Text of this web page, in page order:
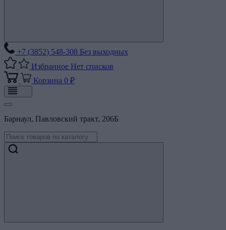
+7 (3852) 548-308 Без выходных
Избранное Нет списков
Корзина 0 ₽
Барнаул, Павловский тракт, 206Б